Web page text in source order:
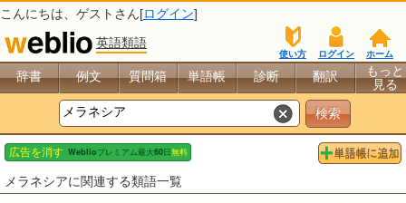
こんにちは、 ゲスト さん[ログイン]
英語類語
ホーム
ログイン
使い方
辞書 例文 質問箱 単語帳 診断 翻訳
もっと
見る
メラネシアに関連する類語一覧